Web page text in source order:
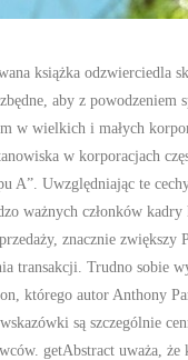
książka odzwierciedla
aby z powodzeniem
w wielkich i małych
w korporacjach
A”. Uwzględniając te
ważnych członków
znacznie zwiększy
transakcji. Trudno sobie
którego autor Anthony
są szczególnie
getAbstract uważa, że